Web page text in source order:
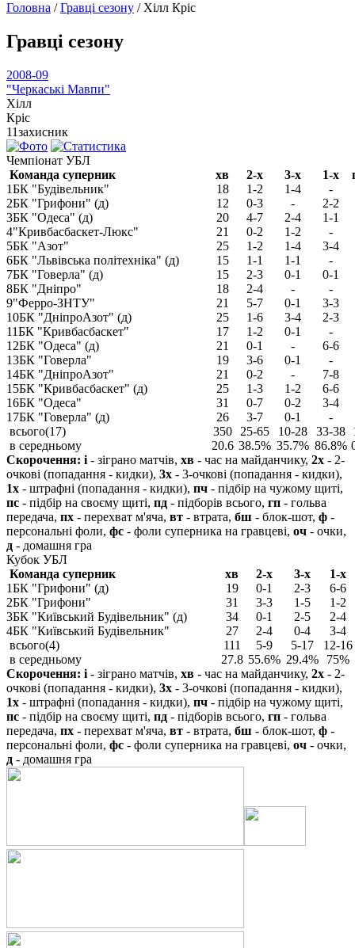
Головна /Гравці сезону / Хілл Кріс
Гравці сезону
2008-09
"Черкаські Мавпи"
Хілл
Кріс
11захисник
Чемпіонат УБЛ
Команда суперник
хв 2-х 3-х 1-х
1БК "Будівельник" 18 1-2 1-4
-
2БК "Грифони" (д) 12 0-3 -
2-2
3БК "Одеса" (д) 20 4-7 2-4
1-1
4"Кривбасбаскет-Люкс" 21 0-2 1-2
-
5БК "Азот" 25 1-2 1-4
3-4
6БК "Львівська політехніка" (д) 15 1-1 1-1
-
7БК "Говерла" (д) 15 2-3 0-1
0-1
8БК "Дніпро" 18 2-4 -
-
9"Ферро-ЗНТУ" 21 5-7 0-1
3-3
10БК "ДніпроАзот" (д) 25 1-6 3-4
2-3
11БК "Кривбасбаскет" 17 1-2 0-1
-
12БК "Одеса" (д) 21 0-1 -
6-6
13БК "Говерла" 19 3-6 0-1
-
14БК "ДніпроАзот" 21 0-2 -
7-8
15БК "Кривбасбаскет" (д) 25 1-3 1-2
6-6
16БК "Одеса" 31 0-7 0-2
3-4
17БК "Говерла" (д) 26 3-7 0-1
-
всього(17)
350 25-65 10-28 33-38
в середньому
20.6 38.5% 35.7% 86.8%
Скорочення: і - зіграно матчів, хв - час на майданчику, 2х - 2-
очкові (попадання - кидки), 3х - 3-очкові (попадання - кидки),
1х - штрафні (попадання - кидки), пч - підбір на чужому щиті,
пс - підбір на своєму щиті, пд - підборів всього, гп - гольва
передача, пх - перехват м'яча, вт - втрата, бш - блок-шот, ф -
персональні фоли, фс - фоли суперника на гравцеві, оч - очки,
д - домашня гра
Кубок УБЛ
Команда суперник
хв 2-х 3-х
1-х
1БК "Грифони" (д) 19 0-1 2-3
6-6
2БК "Грифони" 31 3-3 1-5
1-2
3БК "Київський Будівельник" (д) 34 0-1 2-5
2-4
4БК "Київський Будівельник" 27 2-4 0-4
3-4
всього(4)
111 5-9 5-17
12-16
в середньому
27.8 55.6% 29.4%
75%
Скорочення: і - зіграно матчів, хв - час на майданчику, 2х - 2-
очкові (попадання - кидки), 3х - 3-очкові (попадання - кидки),
1х - штрафні (попадання - кидки), пч - підбір на чужому щиті,
пс - підбір на своєму щиті, пд - підборів всього, гп - гольва
передача, пх - перехват м'яча, вт - втрата, бш - блок-шот, ф -
персональні фоли, фс - фоли суперника на гравцеві, оч - очки,
д - домашня гра